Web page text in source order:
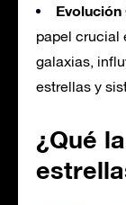
Evolución
papel crucial
galaxias,
estrellas y
¿Qué